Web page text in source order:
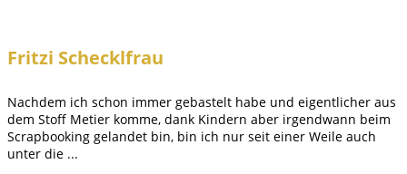
Fritzi Schecklfrau
Nachdem ich schon immer gebastelt habe und eigentlicher aus
dem Stoff Metier komme, dank Kindern aber irgendwann beim
Scrapbooking gelandet bin, bin ich nur seit einer Weile auch
unter die ...